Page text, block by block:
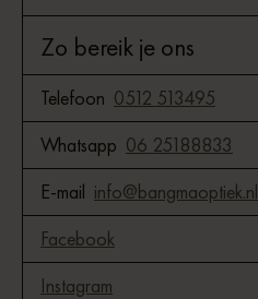
Zo bereik je ons
Telefoon 0512 513495
Whatsapp 06 25188833
E-mail info@bangmaoptiek.nl
Facebook
Instagram